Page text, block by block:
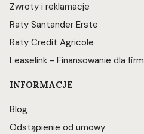
Zwroty i reklamacje
Raty Santander Erste
Raty Credit Agricole
Leaselink - Finansowanie dla firm
INFORMACJE
Blog
Odstąpienie od umowy